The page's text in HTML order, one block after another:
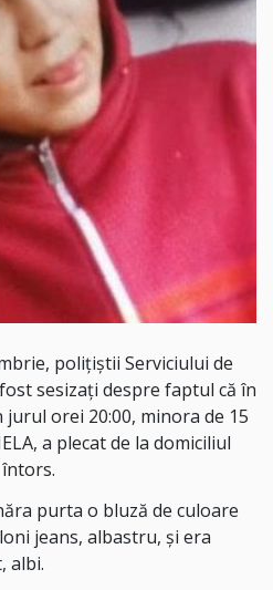
polițiștii Serviciului de
sesizați despre faptul că în
orei 20:00, minora de 15
a plecat de la domiciliul
purta o bluză de culoare
jeans, albastru, și era
albi.